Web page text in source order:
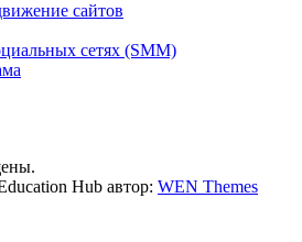
сайтов
сетях (SMM)
Hub автор: WEN Themes